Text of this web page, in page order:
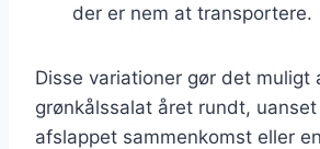
der er nem at transportere.
Disse variationer gør det muligt
grønkålssalat året rundt,
afslappet sammenkomst eller